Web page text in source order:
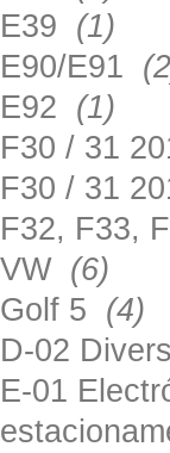
E39 (1)
E90/E91
E92 (1)
F30 / 31
F30 / 31
F32, F33,
VW (6)
Golf 5 (4)
D-02
E-01